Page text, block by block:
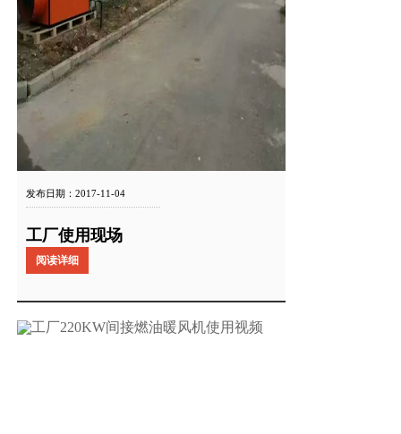
发布日期：2017-11-04
工厂使用现场
阅读详细